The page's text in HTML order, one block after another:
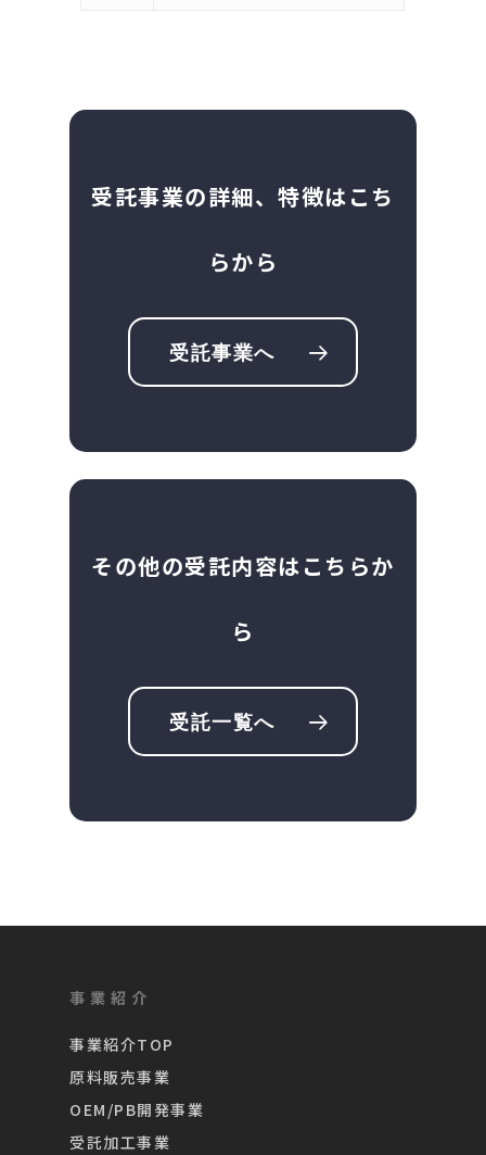
受託事業の詳細、特徴はこち
らから
受託事業へ
その他の受託内容はこちらか
ら
受託一覧へ
事業紹介
事業紹介TOP
原料販売事業
OEM/PB開発事業
受託加工事業